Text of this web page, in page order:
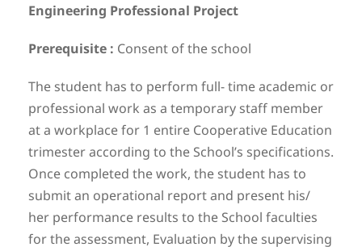
Engineering Professional Project
Prerequisite : Consent of the school
The student has to perform full- time academic or
professional work as a temporary staff member
at a workplace for 1 entire Cooperative Education
trimester according to the School’s specifications.
Once completed the work, the student has to
submit an operational report and present his/
her performance results to the School faculties
for the assessment, Evaluation by the supervising